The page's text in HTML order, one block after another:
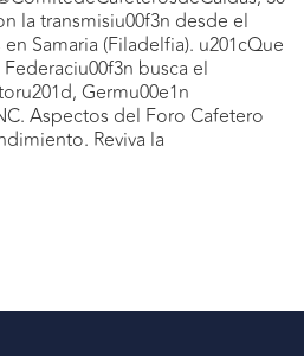
la transmisiu00f3n desde el
Samaria (Filadelfia). u201cQue
busca el
Germu00e1n
Aspectos del Foro Cafetero
Reviva la